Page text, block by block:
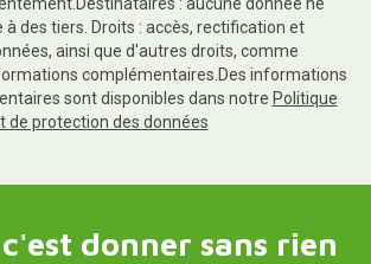
des tiers. Droits : accès, rectification et
ainsi que d'autres droits, comme
complémentaires.Des informations
sont disponibles dans notre Politique
de protection des données
donner sans rien